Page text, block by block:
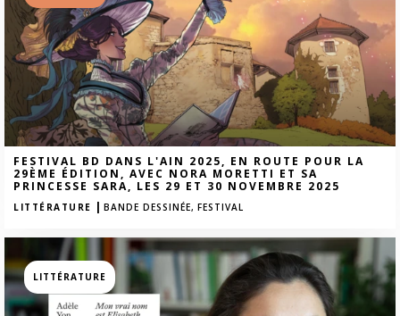
FESTIVAL BD DANS L'AIN 2025, EN ROUTE POUR LA
29ÈME ÉDITION, AVEC NORA MORETTI ET SA
PRINCESSE SARA, LES 29 ET 30 NOVEMBRE 2025
LITTÉRATURE | BANDE DESSINÉE, FESTIVAL
LITTÉRATURE